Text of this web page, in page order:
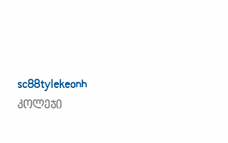
sc88tylekeonh
კოლეჯი